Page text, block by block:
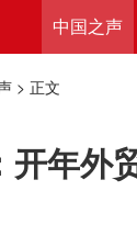
中国之声
> 正文
开年外